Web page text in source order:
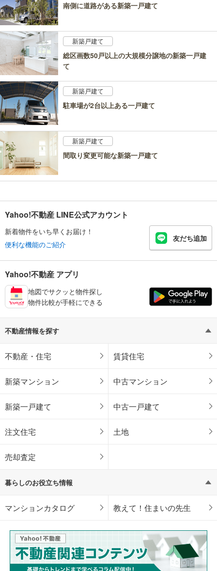
南側に道路がある新築一戸建て
新築戸建て
総区画数50戸以上の大規模分譲地の新築一戸建
て
新築戸建て
駐車場が2台以上ある一戸建て
新築戸建て
間取り変更可能な新築一戸建て
Yahoo!不動産 LINE公式アカウント
新着物件をいち早くお届け！
便利な機能のご紹介
友だち追加
Yahoo!不動産 アプリ
地図でサクッと物件探し
物件比較が手軽にできる
不動産情報を探す
不動産・住宅 賃貸住宅
新築マンション 中古マンション
新築一戸建て 中古一戸建て
注文住宅 土地
売却査定
暮らしのお役立ち情報
マンションカタログ 教えて！住まいの先生